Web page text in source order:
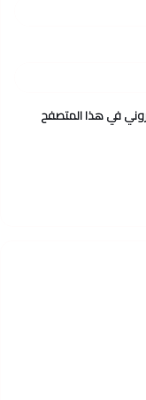
في هذا المتصفح